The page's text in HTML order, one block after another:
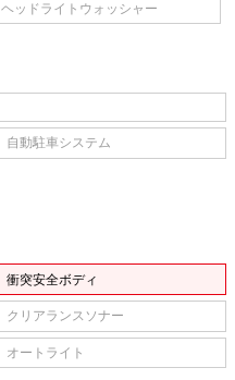
ヘッドライトウォッシャー
自動駐車システム
衝突安全ボディ
クリアランスソナー
オートライト